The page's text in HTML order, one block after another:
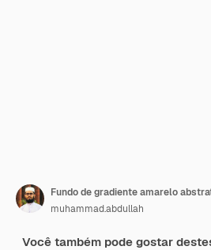
Fundo de gradiente amarelo
muhammad.abdullah
Você também pode gostar